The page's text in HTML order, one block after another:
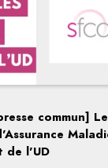
commun]
de l'UD